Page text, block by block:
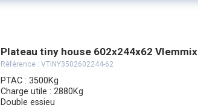
Plateau tiny house 602x244x62 Vlemmix
Référence : VTINY3502602244-62
PTAC : 3500Kg
Charge utile : 2880Kg
Double essieu